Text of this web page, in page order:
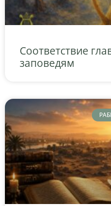
Соответствие
заповедям